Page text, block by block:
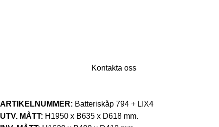
Kontakta oss
ARTIKELNUMMER: Batteriskåp 794 + LIX4
UTV. MÅTT: H1950 x B635 x D618 mm.